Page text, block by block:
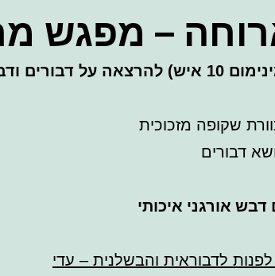
– מפגש
איכותיים ויין חופשי
שקופה מזכוכית
דבורים
אורגני איכותי
לדבוראית והבשלנית – עדי